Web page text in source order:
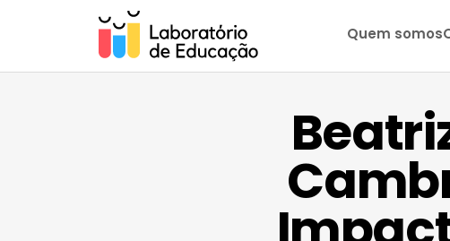
Quem somos